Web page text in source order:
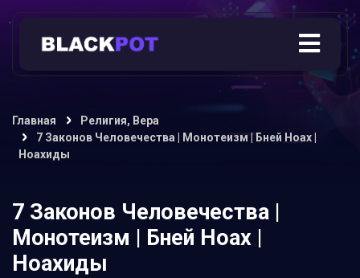
Главная
Религия, Вера
7 Законов Человечества | Монотеизм | Бней Ноах |
Ноахиды
7 Законов Человечества |
Монотеизм | Бней Ноах |
Ноахиды